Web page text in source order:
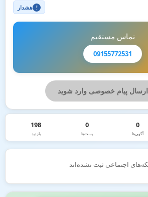
! هشدار
تماس مستقیم
09155772531
پیام خصوصی وارد شوید
0
آگهی‌ها
0
پست‌ها
198
بازدید
اجتماعی ثبت نشده‌اند